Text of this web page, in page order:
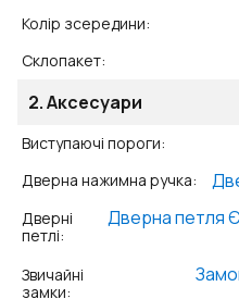
Колір зсередини:
Склопакет:
2.Аксесуари
Виступаючі пороги:
Дверна нажимна ручка:
Дверні
петлі:
Дверна петля
Звичайні
замки: